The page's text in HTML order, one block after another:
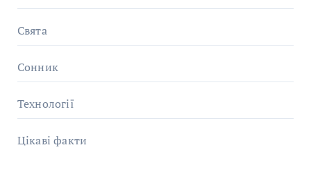
Свята
Сонник
Технології
Цікаві факти